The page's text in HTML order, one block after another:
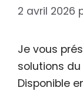
2 avril 2026
Je vous
solutions du
Disponible